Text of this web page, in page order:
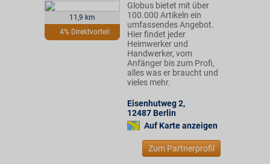
11,9 km
4% Direktvorteil
Globus bietet mit über
100.000 Artikeln ein
umfassendes Angebot.
Hier findet jeder
Heimwerker und
Handwerker, vom
Anfänger bis zum Profi,
alles was er braucht und
vieles mehr.
Eisenhutweg 2,
12487 Berlin
Auf Karte anzeigen
Zum Partnerprofil